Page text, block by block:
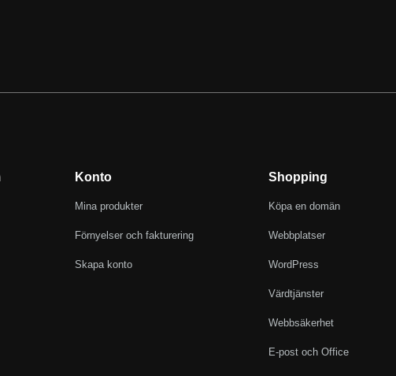
Konto
Mina produkter
Förnyelser och fakturering
Skapa konto
Shopping
Köpa en domän
Webbplatser
WordPress
Värdtjänster
Webbsäkerhet
E-post och Office